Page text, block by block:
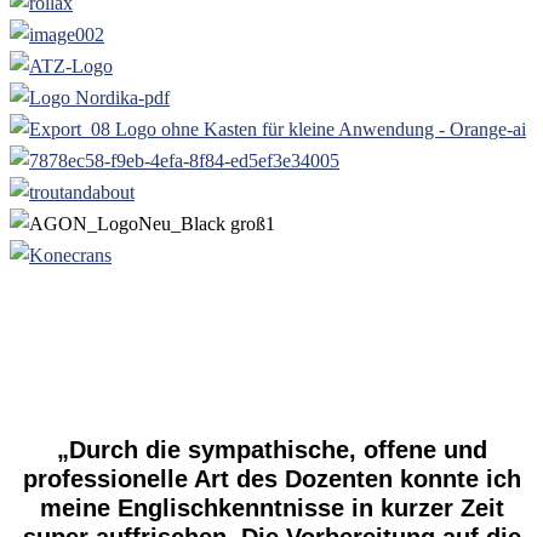
„Durch die sympathische, offene und
professionelle Art des Dozenten konnte ich
meine Englischkenntnisse in kurzer Zeit